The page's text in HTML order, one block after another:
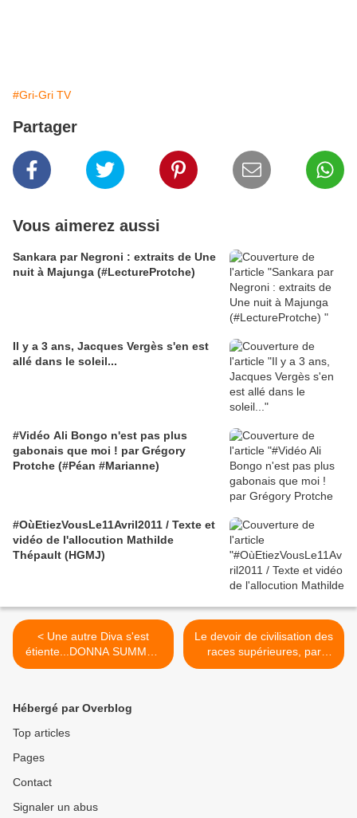
#Gri-Gri TV
Partager
Vous aimerez aussi
Sankara par Negroni : extraits de Une
nuit à Majunga (#LectureProtche)
Il y a 3 ans, Jacques Vergès s'en est
allé dans le soleil...
#Vidéo Ali Bongo n'est pas plus
gabonais que moi ! par Grégory
Protche (#Péan #Marianne)
#OùEtiezVousLe11Avril2011 / Texte et
vidéo de l'allocution Mathilde
Thépault (HGMJ)
< Une autre Diva s'est
étiente...DONNA SUMMER
"I feel love"
Le devoir de civilisation des
races supérieures, par
Jules Ferry - 28/07/1885 >
Hébergé par Overblog
Top articles
Pages
Contact
Signaler un abus